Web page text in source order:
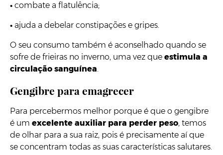
• combate a flatulência;
• ajuda a debelar constipações e gripes.
O seu consumo também é aconselhado quando se
sofre de frieiras no inverno, uma vez que estimula a
circulação sanguínea.
Gengibre para emagrecer
Para percebermos melhor porque é que o gengibre
é um excelente auxiliar para perder peso, temos
de olhar para a sua raiz, pois é precisamente aí que
se concentram todas as suas características salutares.